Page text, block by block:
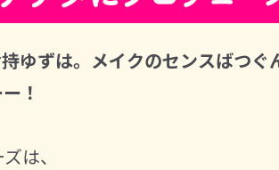
ゆずは。メイクのセンスばつ
！
は、